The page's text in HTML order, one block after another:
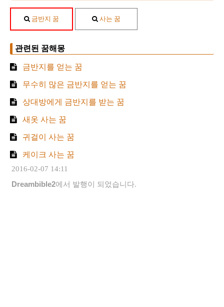
금반지 꿈 사는 꿈
관련된 꿈해몽
금반지를 얻는 꿈
무수히 많은 금반지를 얻는 꿈
상대방에게 금반지를 받는 꿈
새옷 사는 꿈
귀걸이 사는 꿈
케이크 사는 꿈
2016-02-07 14:11
Dreambible2에서 발행이 되었습니다.